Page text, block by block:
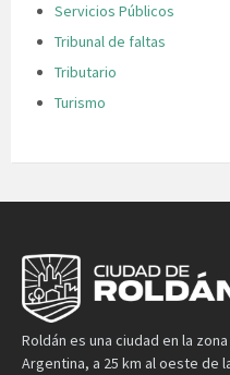
Servicios Públicos
Tribunal de faltas
Tributario
Turismo
Roldán es una ciudad en la
Argentina, a 25 km al oeste de